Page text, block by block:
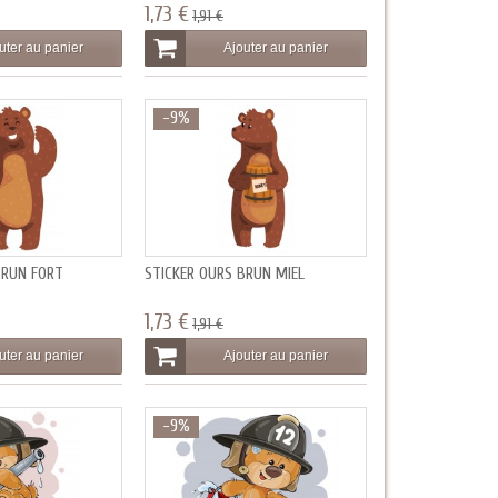
au panier
1,73 €1,91 €
Ajouter au panier
FORT
au panier
STICKER OURS BRUN MIEL
-9%
1,73 €1,91 €
Ajouter au panier
-9%